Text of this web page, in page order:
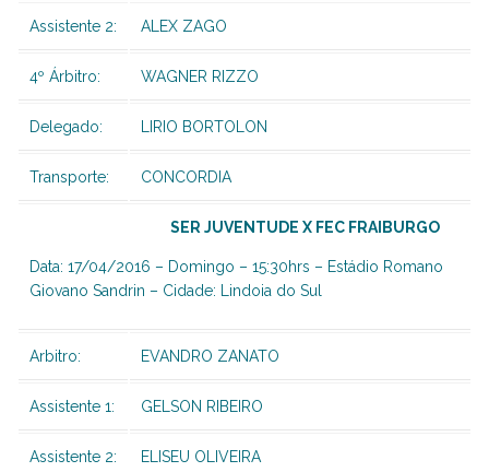
Assistente 2: ALEX ZAGO
4º Árbitro: WAGNER RIZZO
Delegado: LIRIO BORTOLON
Transporte: CONCORDIA
SER JUVENTUDE X FEC FRAIBURGO
Data: 17/04/2016 – Domingo – 15:30hrs – Estádio Romano
Giovano Sandrin – Cidade: Lindoia do Sul
Arbitro: EVANDRO ZANATO
Assistente 1: GELSON RIBEIRO
Assistente 2: ELISEU OLIVEIRA